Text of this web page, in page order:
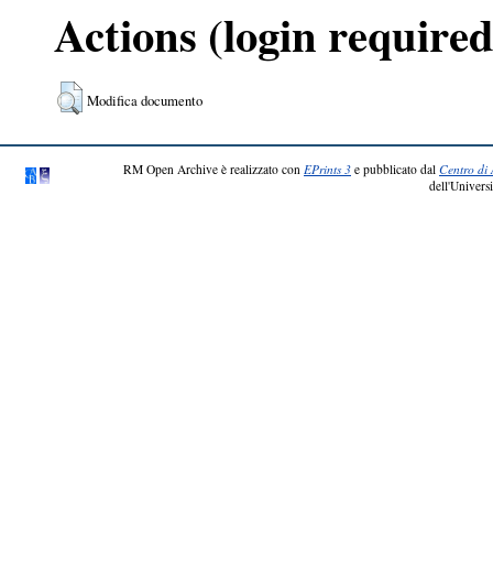
Actions (login
Modifica documento
RM Open Archive è realizzato con EPrints 3 e pubblicato dal Centro di